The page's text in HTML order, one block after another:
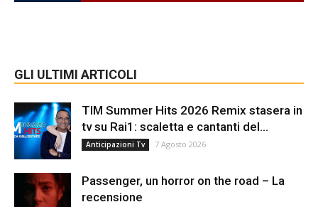
GLI ULTIMI ARTICOLI
TIM Summer Hits 2026 Remix stasera in
tv su Rai1: scaletta e cantanti del...
Anticipazioni Tv 7 Agosto 2026
Passenger, un horror on the road – La
recensione